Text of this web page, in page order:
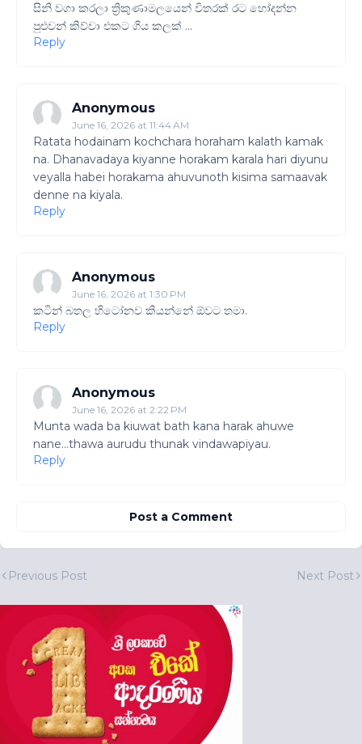
සිනි වගා කරලා ත්‍රිකුණාමලයෙන් විතරක් රට හෝදන්න
පුළුවන් කිව්වා එකට ගිය කලක් ...
Reply
Anonymous
June 16, 2026 at 11:44 AM
Ratata hodainam kochchara horaham kalath kamak
na. Dhanavadaya kiyanne horakam karala hari diyunu
veyalla habei horakama ahuvunoth kisima samaavak
denne na kiyala.
Reply
Anonymous
June 16, 2026 at 1:30 PM
කටින් බතල හිටෝනව කියන්නේ ඕවට තමා.
Reply
Anonymous
June 16, 2026 at 2:22 PM
Munta wada ba kiuwat bath kana harak ahuwe
nane...thawa aurudu thunak vindawapiyau.
Reply
Post a Comment
Previous Post Next Post